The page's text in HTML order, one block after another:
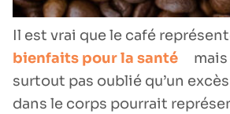
Il est vrai que le café
bienfaits pour la santé
surtout pas oublié qu’un
dans le corps pourrait